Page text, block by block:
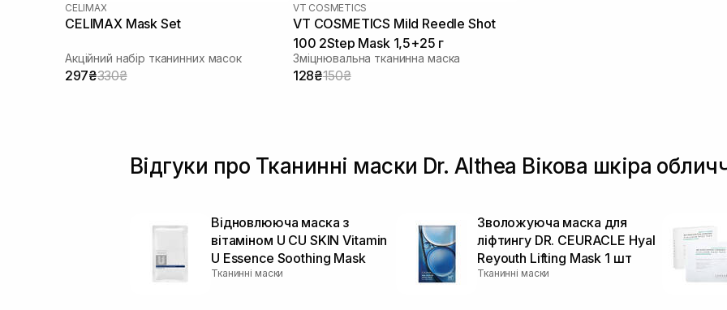
CELIMAX
CELIMAX Mask Set
Акційний набір тканинних масок
297₴330₴
VT COSMETICS
VT COSMETICS Mild Reedle Shot
100 2Step Mask 1,5+25 г
Зміцнювальна тканинна маска
128₴150₴
Відгуки про Тканинні маски Dr. Althea Вікова шкіра
Відновлююча маска з
вітаміном U CU SKIN Vitamin
U Essence Soothing Mask
Тканинні маски
Зволожуюча маска для
ліфтингу DR. CEURACLE Hyal
Reyouth Lifting Mask 1 шт
Тканинні маски